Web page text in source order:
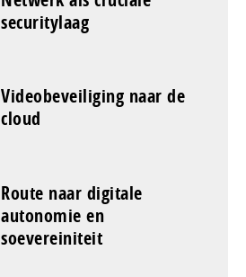
securitylaag
Videobeveiliging naar de
cloud
Route naar digitale
autonomie en
soevereiniteit